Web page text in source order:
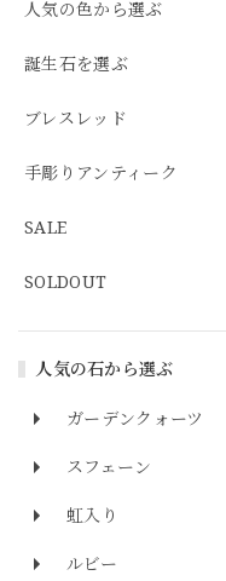
人気の色から選ぶ
誕生石を選ぶ
ブレスレッド
手彫りアンティーク
SALE
SOLDOUT
人気の石から選ぶ
ガーデンクォーツ
スフェーン
虹入り
ルビー